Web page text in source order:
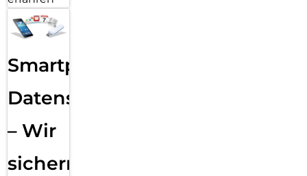
Smartphone
Datensicherung
– Wir
sichern